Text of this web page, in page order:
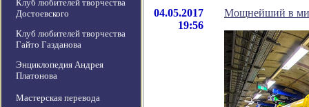
Клуб любителей творчества
Достоевского
Клуб любителей творчества
Гайто Газданова
Энциклопедия Андрея
Платонова
Мастерская перевода
04.05.2017
19:56
Мощнейший в